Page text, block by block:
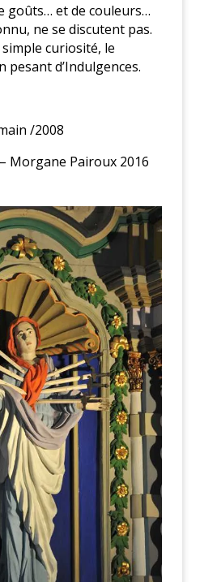
goûts… et de couleurs…
ne se discutent pas.
curiosité, le
pesant d’Indulgences.
/2008
Morgane Pairoux 2016